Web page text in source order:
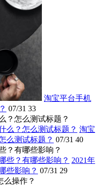
淘宝平台手机
07/31 33
？怎么测试标题？
淘宝
么测试标题？ 07/31 40
？有哪些影响？
2021年
些影响？ 07/31 29
么操作？